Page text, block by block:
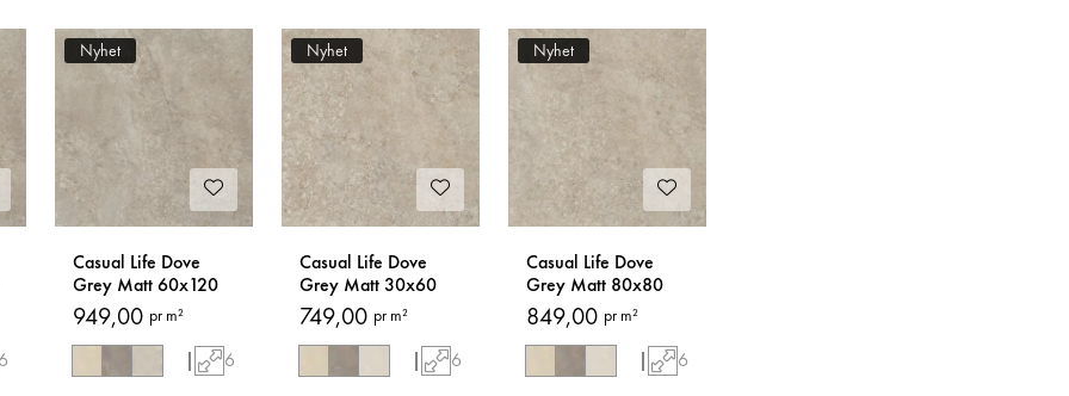
6
Nyhet
Casual Life Dove
Grey Matt 60x120
Fliser
949,00 pr m²
| 6
Nyhet
Casual Life Dove
Grey Matt 30x60
Fliser
749,00 pr m²
| 6
Nyhet
Casual Life Dove
Grey Matt 80x80
Fliser
849,00 pr m²
| 6